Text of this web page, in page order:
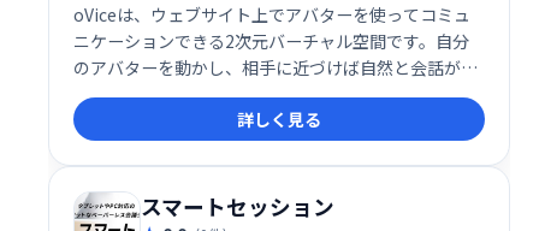
oViceは、ウェブサイト上でアバターを使ってコミュ
ニケーションできる2次元バーチャル空間です。自分
のアバターを動かし、相手に近づけば自然と会話が始
まり、距離に応じて音量も変化するため、まるで現実
空間のような臨場感を味わえます。直感的な操作で、
手軽にバーチャル交流を楽しめます。場所を選ばず、
自然なコミュニケーションを促進する革新的なツール
です。
詳しく見る
スマートセッション